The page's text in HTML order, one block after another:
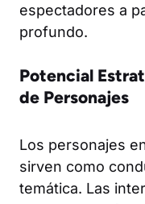
espectadores a
profundo.
Potencial
de Personajes
Los personajes
sirven como
temática. Las